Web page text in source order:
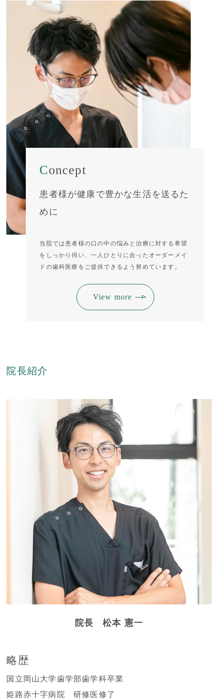
Concept
患者様が健康で豊かな生活を送るた
めに
当院では患者様の口の中の悩みと治療に対する希望
をしっかり伺い、一人ひとりに合ったオーダーメイ
ドの歯科医療をご提供できるよう努めています。
View more
院長紹介
院長 松本 憲一
略歴
国立岡山大学歯学部歯学科卒業
姫路赤十字病院 研修医修了